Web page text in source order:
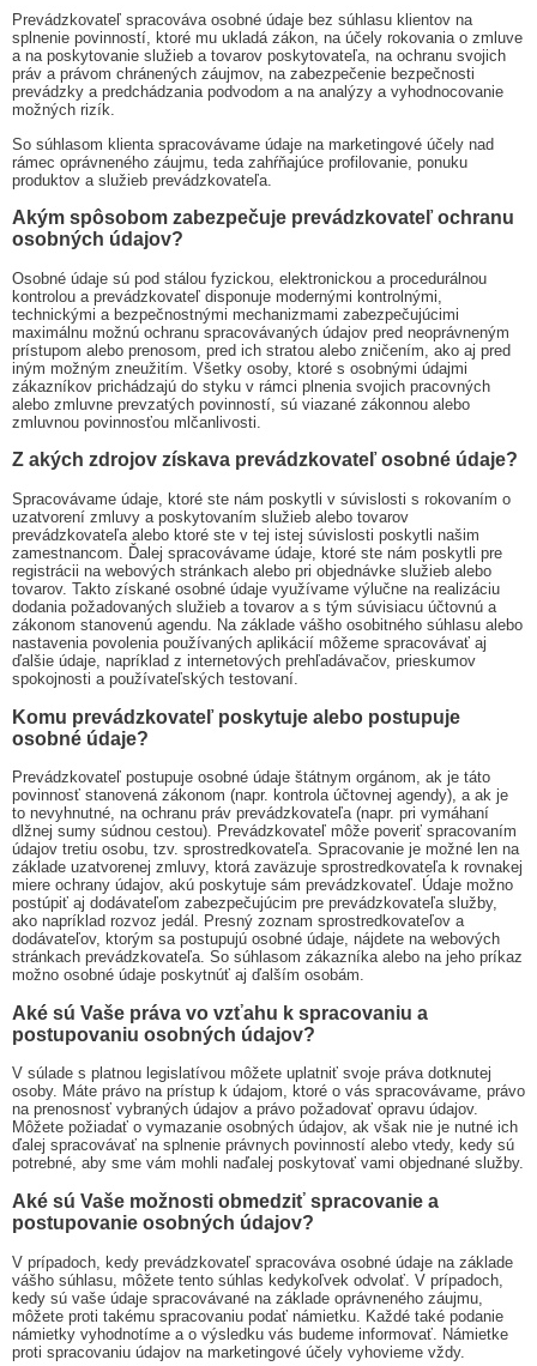
Prevádzkovateľ spracováva osobné údaje bez súhlasu klientov na
splnenie povinností, ktoré mu ukladá zákon, na účely rokovania o zmluve
a na poskytovanie služieb a tovarov poskytovateľa, na ochranu svojich
práv a právom chránených záujmov, na zabezpečenie bezpečnosti
prevádzky a predchádzania podvodom a na analýzy a vyhodnocovanie
možných rizík.
So súhlasom klienta spracovávame údaje na marketingové účely nad
rámec oprávneného záujmu, teda zahŕňajúce profilovanie, ponuku
produktov a služieb prevádzkovateľa.
Akým spôsobom zabezpečuje prevádzkovateľ ochranu
osobných údajov?
Osobné údaje sú pod stálou fyzickou, elektronickou a procedurálnou
kontrolou a prevádzkovateľ disponuje modernými kontrolnými,
technickými a bezpečnostnými mechanizmami zabezpečujúcimi
maximálnu možnú ochranu spracovávaných údajov pred neoprávneným
prístupom alebo prenosom, pred ich stratou alebo zničením, ako aj pred
iným možným zneužitím. Všetky osoby, ktoré s osobnými údajmi
zákazníkov prichádzajú do styku v rámci plnenia svojich pracovných
alebo zmluvne prevzatých povinností, sú viazané zákonnou alebo
zmluvnou povinnosťou mlčanlivosti.
Z akých zdrojov získava prevádzkovateľ osobné údaje?
Spracovávame údaje, ktoré ste nám poskytli v súvislosti s rokovaním o
uzatvorení zmluvy a poskytovaním služieb alebo tovarov
prevádzkovateľa alebo ktoré ste v tej istej súvislosti poskytli našim
zamestnancom. Ďalej spracovávame údaje, ktoré ste nám poskytli pre
registrácii na webových stránkach alebo pri objednávke služieb alebo
tovarov. Takto získané osobné údaje využívame výlučne na realizáciu
dodania požadovaných služieb a tovarov a s tým súvisiacu účtovnú a
zákonom stanovenú agendu. Na základe vášho osobitného súhlasu alebo
nastavenia povolenia používaných aplikácií môžeme spracovávať aj
ďalšie údaje, napríklad z internetových prehľadávačov, prieskumov
spokojnosti a používateľských testovaní.
Komu prevádzkovateľ poskytuje alebo postupuje
osobné údaje?
Prevádzkovateľ postupuje osobné údaje štátnym orgánom, ak je táto
povinnosť stanovená zákonom (napr. kontrola účtovnej agendy), a ak je
to nevyhnutné, na ochranu práv prevádzkovateľa (napr. pri vymáhaní
dlžnej sumy súdnou cestou). Prevádzkovateľ môže poveriť spracovaním
údajov tretiu osobu, tzv. sprostredkovateľa. Spracovanie je možné len na
základe uzatvorenej zmluvy, ktorá zaväzuje sprostredkovateľa k rovnakej
miere ochrany údajov, akú poskytuje sám prevádzkovateľ. Údaje možno
postúpiť aj dodávateľom zabezpečujúcim pre prevádzkovateľa služby,
ako napríklad rozvoz jedál. Presný zoznam sprostredkovateľov a
dodávateľov, ktorým sa postupujú osobné údaje, nájdete na webových
stránkach prevádzkovateľa. So súhlasom zákazníka alebo na jeho príkaz
možno osobné údaje poskytnúť aj ďalším osobám.
Aké sú Vaše práva vo vzťahu k spracovaniu a
postupovaniu osobných údajov?
V súlade s platnou legislatívou môžete uplatniť svoje práva dotknutej
osoby. Máte právo na prístup k údajom, ktoré o vás spracovávame, právo
na prenosnosť vybraných údajov a právo požadovať opravu údajov.
Môžete požiadať o vymazanie osobných údajov, ak však nie je nutné ich
ďalej spracovávať na splnenie právnych povinností alebo vtedy, kedy sú
potrebné, aby sme vám mohli naďalej poskytovať vami objednané služby.
Aké sú Vaše možnosti obmedziť spracovanie a
postupovanie osobných údajov?
V prípadoch, kedy prevádzkovateľ spracováva osobné údaje na základe
vášho súhlasu, môžete tento súhlas kedykoľvek odvolať. V prípadoch,
kedy sú vaše údaje spracovávané na základe oprávneného záujmu,
môžete proti takému spracovaniu podať námietku. Každé také podanie
námietky vyhodnotíme a o výsledku vás budeme informovať. Námietke
proti spracovaniu údajov na marketingové účely vyhovieme vždy.